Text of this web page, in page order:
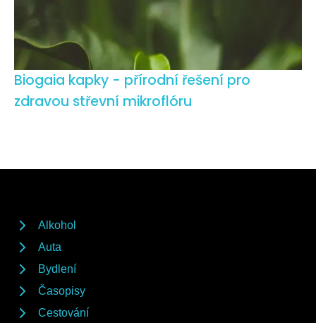
Biogaia kapky - přírodní řešení pro
zdravou střevní mikroflóru
Alkohol
Auta
Bydlení
Časopisy
Cestování